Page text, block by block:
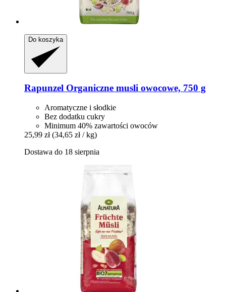
Do koszyka
Rapunzel Organiczne musli owocowe, 750 g
Aromatyczne i słodkie
Bez dodatku cukry
Minimum 40% zawartości owoców
25,99 zł (34,65 zł / kg)
Dostawa do 18 sierpnia